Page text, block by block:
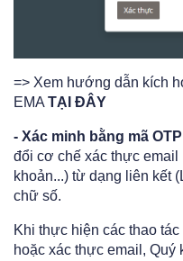
=> Xem hướng dẫn kích
EMA TẠI ĐÂY
- Xác minh bằng mã
đổi cơ chế xác thực email
khoản...) từ dạng liên kết
chữ số.
Khi thực hiện các thao
hoặc xác thực email,